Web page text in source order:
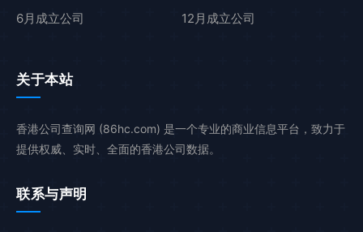
6月成立公司
12月成立公司
关于本站
香港公司查询网 (86hc.com) 是一个专业的商业信息平台，致力于
提供权威、实时、全面的香港公司数据。
联系与声明